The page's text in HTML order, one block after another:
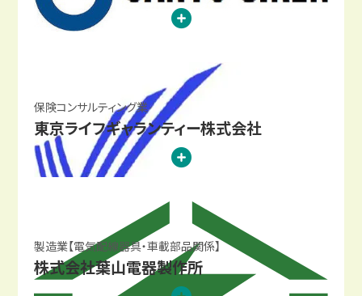
保険コンサルティング業
東京ライフギャランティー株式会社
製造業【電気配線器具・車載部品関係】
株式会社葉山電器製作所